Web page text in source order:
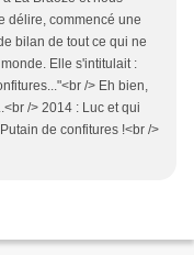
délire, commencé une
bilan de tout ce qui ne
Elle s'intitulait :
/> Eh bien,
/> 2014 : Luc et qui
de confitures !<br />